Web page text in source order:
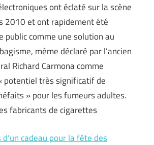
ont éclaté sur la scène
2010 et ont rapidement été
public comme une solution au
même déclaré par l’ancien
Richard Carmona comme
potentiel très significatif de
» pour les fumeurs adultes.
fabricants de cigarettes
cadeau pour la fête des